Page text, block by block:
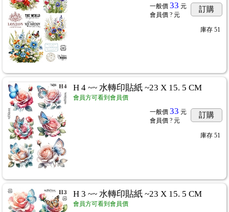
一般價 33 元
會員價 ? 元
訂購
庫存 51
H 4 ~~ 水轉印貼紙 ~23 X 15. 5 CM
會員方可看到會員價
一般價 33 元
會員價 ? 元
訂購
庫存 51
H 3 ~~ 水轉印貼紙 ~23 X 15. 5 CM
會員方可看到會員價